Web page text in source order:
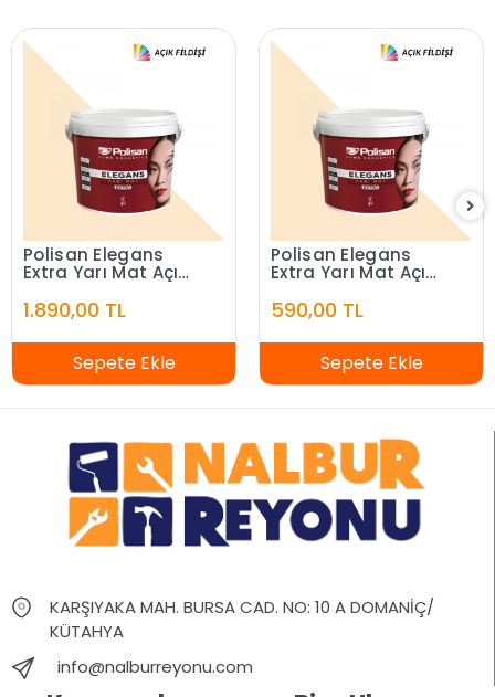
Polisan Elegans
Extra Yarı Mat Açık
1.890,00 TL
Sepete Ekle
Polisan Elegans
Extra Yarı Mat Açık
590,00 TL
Sepete Ekle
KARŞIYAKA MAH. BURSA CAD. NO: 10 A DOMANİÇ/
KÜTAHYA
info@nalburreyonu.com